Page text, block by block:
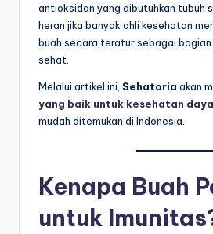
di
In
d
si
antioksidan yang dibutuhkan tubuh
heran jika banyak ahli kesehatan
buah secara teratur sebagai bagian
sehat.
Melalui artikel ini, Sehatoria akan
yang baik untuk kesehatan
mudah ditemukan di Indonesia.
Kenapa Buah
untuk